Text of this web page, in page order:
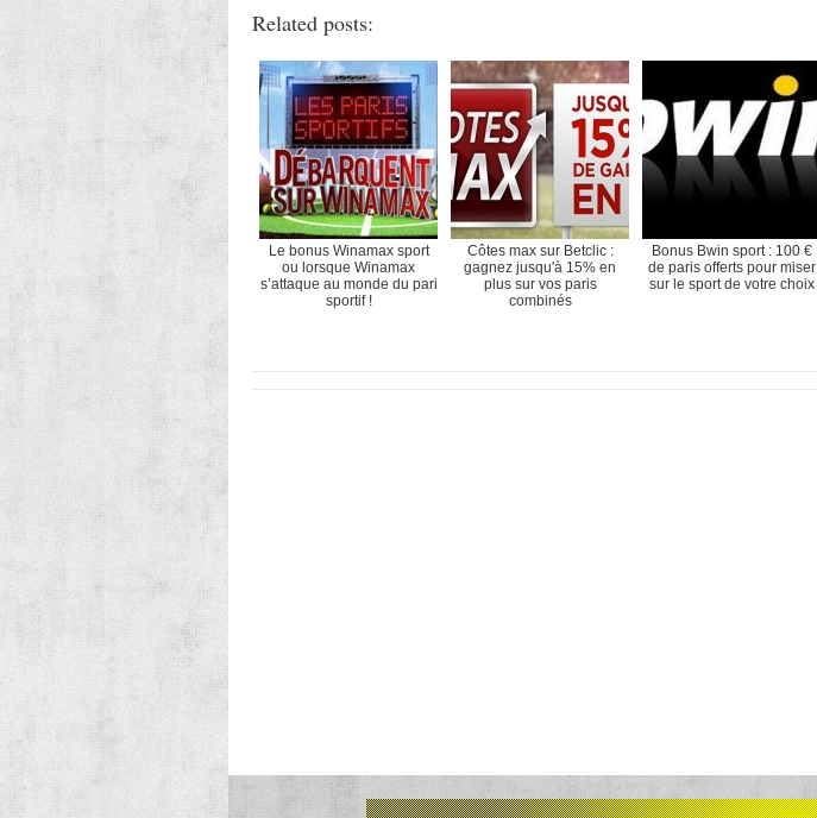
Related posts:
Le bonus Winamax sport
ou lorsque Winamax
s’attaque au monde du pari
sportif !
Côtes max sur Betclic :
gagnez jusqu'à 15% en
plus sur vos paris
combinés
Bonus Bwin sport : 100 €
de paris offerts pour miser
sur le sport de votre choix